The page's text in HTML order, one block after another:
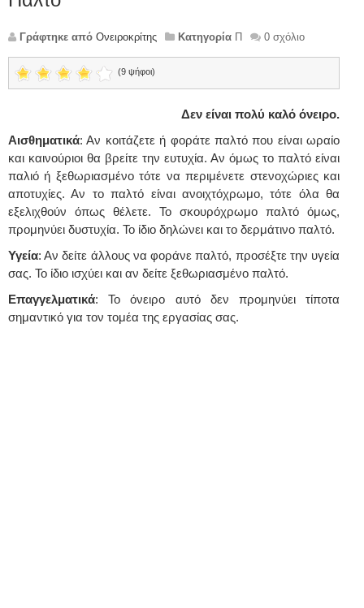
Γράφτηκε από Ονειροκρίτης Κατηγορία Π 0 σχόλιο
(9 ψήφοι)
Δεν είναι πολύ καλό όνειρο.
Αισθηματικά: Αν κοιτάζετε ή φοράτε παλτό που είναι ωραίο
και καινούριοι θα βρείτε την ευτυχία. Αν όμως το παλτό είναι
παλιό ή ξεθωριασμένο τότε να περιμένετε στενοχώριες και
αποτυχίες. Αν το παλτό είναι ανοιχτόχρωμο, τότε όλα θα
εξελιχθούν όπως θέλετε. Το σκουρόχρωμο παλτό όμως,
προμηνύει δυστυχία. Το ίδιο δηλώνει και το δερμάτινο παλτό.
Υγεία: Αν δείτε άλλους να φοράνε παλτό, προσέξτε την υγεία
σας. Το ίδιο ισχύει και αν δείτε ξεθωριασμένο παλτό.
Επαγγελματικά: Το όνειρο αυτό δεν προμηνύει τίποτα
σημαντικό για τον τομέα της εργασίας σας.